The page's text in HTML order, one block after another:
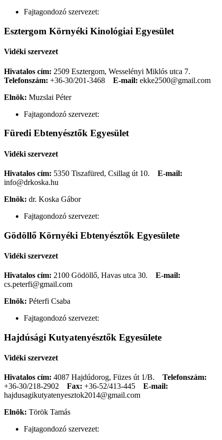
Fajtagondozó szervezet:
Esztergom Környéki Kinológiai Egyesület
Vidéki szervezet
Hivatalos cím: 2509 Esztergom, Wesselényi Miklós utca 7.
Telefonszám: +36-30/201-3468 E-mail: ekke2500@gmail.com
Elnök: Muzslai Péter
Fajtagondozó szervezet:
Füredi Ebtenyésztők Egyesület
Vidéki szervezet
Hivatalos cím: 5350 Tiszafüred, Csillag út 10. E-mail:
info@drkoska.hu
Elnök: dr. Koska Gábor
Fajtagondozó szervezet:
Gödöllő Környéki Ebtenyésztők Egyesülete
Vidéki szervezet
Hivatalos cím: 2100 Gödöllő, Havas utca 30. E-mail:
cs.peterfi@gmail.com
Elnök: Péterfi Csaba
Fajtagondozó szervezet:
Hajdúsági Kutyatenyésztők Egyesülete
Vidéki szervezet
Hivatalos cím: 4087 Hajdúdorog, Füzes út 1/B. Telefonszám:
+36-30/218-2902
Fax: +36-52/413-445
E-mail:
hajdusagikutyatenyesztok2014@gmail.com
Elnök: Török Tamás
Fajtagondozó szervezet: